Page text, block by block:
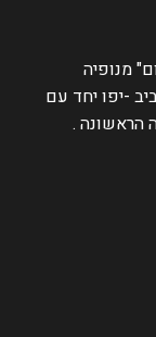
מנופיה
-יפו יחד עם
הראשונה .